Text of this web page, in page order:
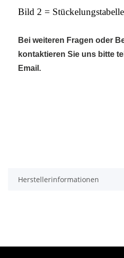
Bild 2 =
Bei weiteren Fragen oder
kontaktieren Sie uns bitte
Email.
Herstellerinformationen